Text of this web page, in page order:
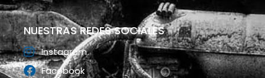
NUESTRAS REDES SOCIALES
Instagram
Facebook